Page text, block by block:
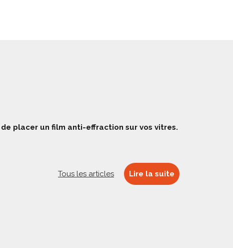
de placer un film anti-effraction sur vos vitres.
Tous les articles Lire la suite